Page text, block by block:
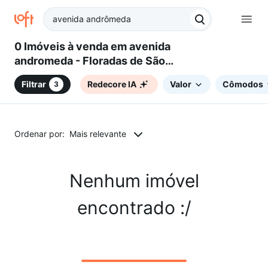
0 Imóveis à venda em avenida
andromeda - Floradas de São
José, São José dos Campos, SP
Filtrar 3 Redecore IA Valor Cômodos
Ordenar por: Mais relevante
Nenhum imóvel
encontrado :/